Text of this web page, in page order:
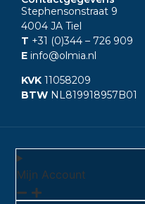
Stephensonstraat 9
4004 JA Tiel
T +31 (0)344 – 726 909
E info@olmia.nl
KVK 11058209
BTW NL819918957B01
Mijn Account